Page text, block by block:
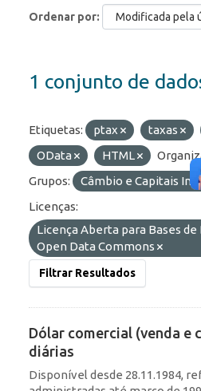
Ordenar por
1 conjunto de
Etiquetas: ptax taxas
OData
HTML
Grupos:
Câmbio e Capitais
Licenças:
Licença Aberta para Bases de
Open Data Commons
Filtrar Resultados
Dólar comercial (venda e
diárias
Disponível desde 28.11.1984,